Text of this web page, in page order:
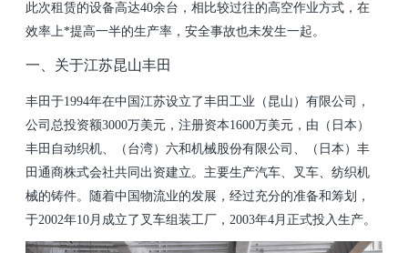
此次租赁的设备高达40余台，相比较过往的高空作业方式，在
效率上*提高一半的生产率，安全事故也未发生一起。
一、关于江苏昆山丰田
丰田于1994年在中国江苏设立了丰田工业（昆山）有限公司，
公司总投资额3000万美元，注册资本1600万美元，由（日本）
丰田自动织机、（台湾）六和机械股份有限公司、（日本）丰
田通商株式会社共同出资建立。主要生产汽车、叉车、纺织机
械的铸件。随着中国物流业的发展，经过充分的准备和筹划，
于2002年10月成立了叉车组装工厂，2003年4月正式投入生产。